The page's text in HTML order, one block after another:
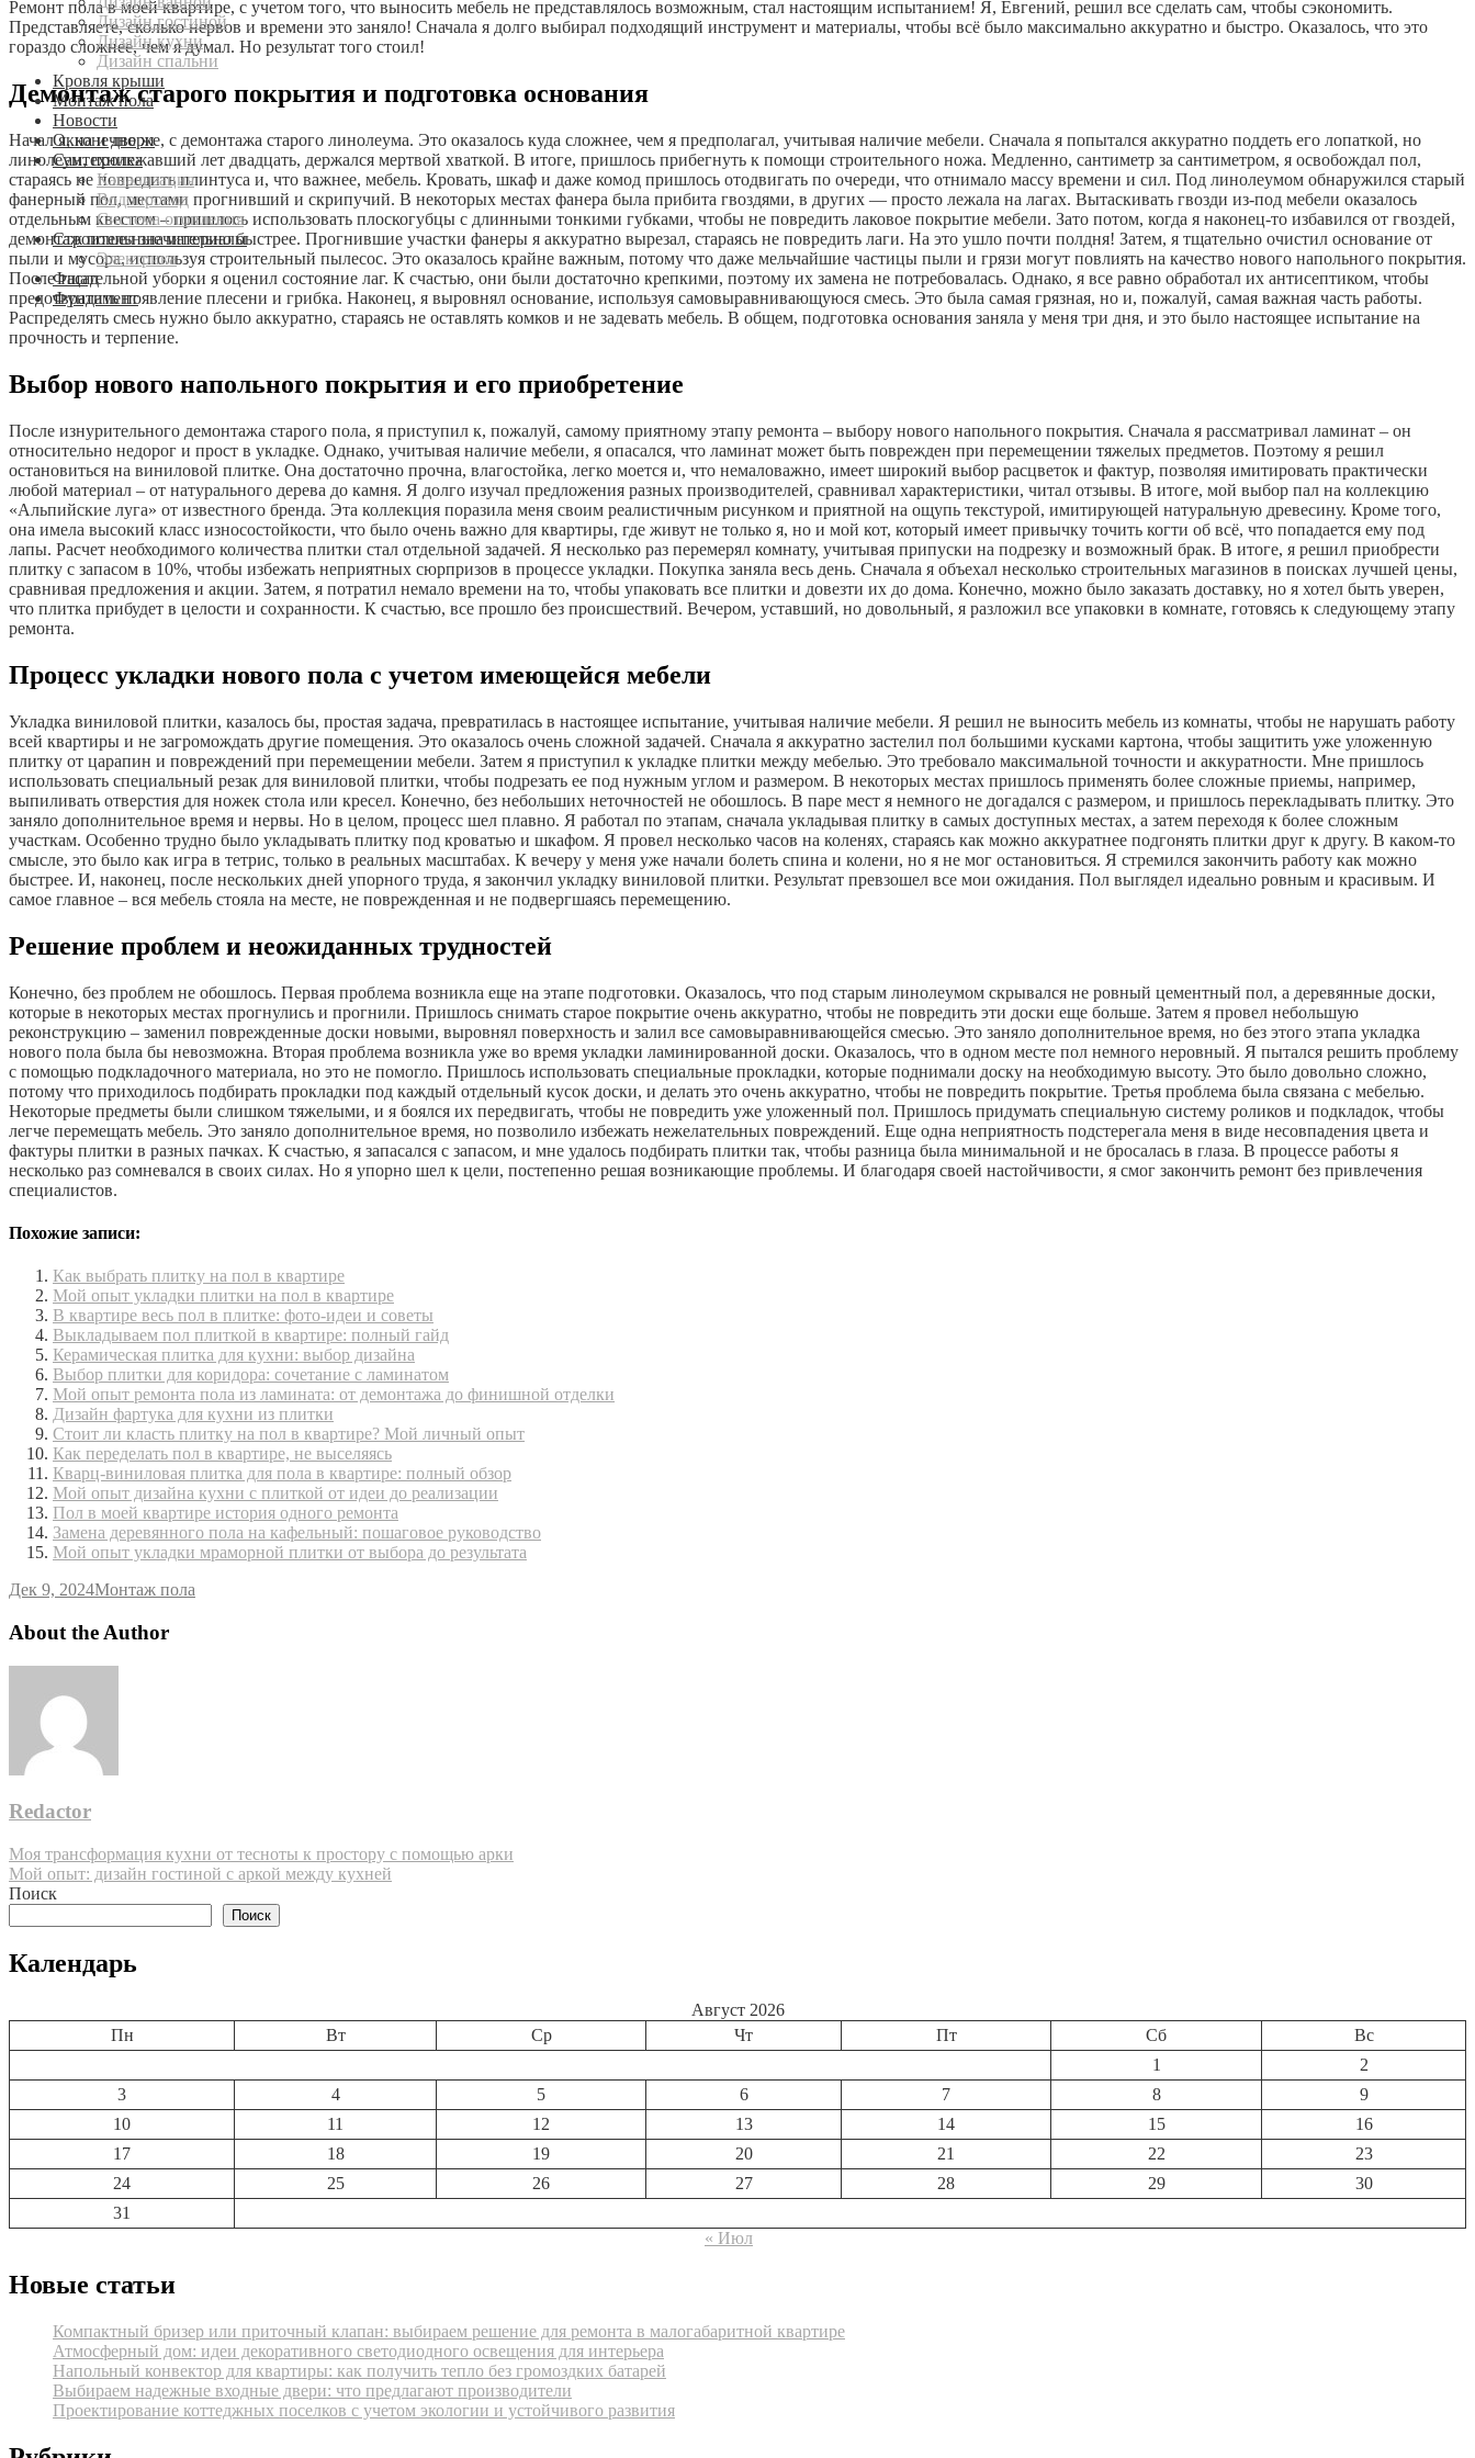
Дизайн гостиной
Дизайн кухни
Дизайн спальни
Кровля крыши
Монтаж пола
Новости
Окна и двери
Сантехника
Канализация
Водопровод
Система отопления
Строительные материалы
Электрика
Фасад
Фундамент
Ремонт пола в моей квартире, с учетом того, что выносить мебель не представлялось возможным, стал настоящим испытанием! Я, Евгений, решил все сделать сам, чтобы сэкономить.
Представляете, сколько нервов и времени это заняло! Сначала я долго выбирал подходящий инструмент и материалы, чтобы всё было максимально аккуратно и быстро. Оказалось, что это
гораздо сложнее, чем я думал. Но результат того стоил!
Демонтаж старого покрытия и подготовка основания
Начал я, конечно же, с демонтажа старого линолеума. Это оказалось куда сложнее, чем я предполагал, учитывая наличие мебели. Сначала я попытался аккуратно поддеть его лопаткой, но
линолеум, пролежавший лет двадцать, держался мертвой хваткой. В итоге, пришлось прибегнуть к помощи строительного ножа. Медленно, сантиметр за сантиметром, я освобождал пол,
стараясь не повредить плинтуса и, что важнее, мебель. Кровать, шкаф и даже комод пришлось отодвигать по очереди, что отнимало массу времени и сил. Под линолеумом обнаружился старый
фанерный пол, местами прогнивший и скрипучий. В некоторых местах фанера была прибита гвоздями, в других — просто лежала на лагах. Вытаскивать гвозди из-под мебели оказалось
отдельным квестом – пришлось использовать плоскогубцы с длинными тонкими губками, чтобы не повредить лаковое покрытие мебели. Зато потом, когда я наконец-то избавился от гвоздей,
демонтаж пошел значительно быстрее. Прогнившие участки фанеры я аккуратно вырезал, стараясь не повредить лаги. На это ушло почти полдня! Затем, я тщательно очистил основание от
пыли и мусора, используя строительный пылесос. Это оказалось крайне важным, потому что даже мельчайшие частицы пыли и грязи могут повлиять на качество нового напольного покрытия.
После тщательной уборки я оценил состояние лаг. К счастью, они были достаточно крепкими, поэтому их замена не потребовалась. Однако, я все равно обработал их антисептиком, чтобы
предотвратить появление плесени и грибка. Наконец, я выровнял основание, используя самовыравнивающуюся смесь. Это была самая грязная, но и, пожалуй, самая важная часть работы.
Распределять смесь нужно было аккуратно, стараясь не оставлять комков и не задевать мебель. В общем, подготовка основания заняла у меня три дня, и это было настоящее испытание на
прочность и терпение.
Выбор нового напольного покрытия и его приобретение
После изнурительного демонтажа старого пола, я приступил к, пожалуй, самому приятному этапу ремонта – выбору нового напольного покрытия. Сначала я рассматривал ламинат – он
относительно недорог и прост в укладке. Однако, учитывая наличие мебели, я опасался, что ламинат может быть поврежден при перемещении тяжелых предметов. Поэтому я решил
остановиться на виниловой плитке. Она достаточно прочна, влагостойка, легко моется и, что немаловажно, имеет широкий выбор расцветок и фактур, позволяя имитировать практически
любой материал – от натурального дерева до камня. Я долго изучал предложения разных производителей, сравнивал характеристики, читал отзывы. В итоге, мой выбор пал на коллекцию
«Альпийские луга» от известного бренда. Эта коллекция поразила меня своим реалистичным рисунком и приятной на ощупь текстурой, имитирующей натуральную древесину. Кроме того,
она имела высокий класс износостойкости, что было очень важно для квартиры, где живут не только я, но и мой кот, который имеет привычку точить когти об всё, что попадается ему под
лапы. Расчет необходимого количества плитки стал отдельной задачей. Я несколько раз перемерял комнату, учитывая припуски на подрезку и возможный брак. В итоге, я решил приобрести
плитку с запасом в 10%, чтобы избежать неприятных сюрпризов в процессе укладки. Покупка заняла весь день. Сначала я объехал несколько строительных магазинов в поисках лучшей цены,
сравнивая предложения и акции. Затем, я потратил немало времени на то, чтобы упаковать все плитки и довезти их до дома. Конечно, можно было заказать доставку, но я хотел быть уверен,
что плитка прибудет в целости и сохранности. К счастью, все прошло без происшествий. Вечером, уставший, но довольный, я разложил все упаковки в комнате, готовясь к следующему этапу
ремонта.
Процесс укладки нового пола с учетом имеющейся мебели
Укладка виниловой плитки, казалось бы, простая задача, превратилась в настоящее испытание, учитывая наличие мебели. Я решил не выносить мебель из комнаты, чтобы не нарушать работу
всей квартиры и не загромождать другие помещения. Это оказалось очень сложной задачей. Сначала я аккуратно застелил пол большими кусками картона, чтобы защитить уже уложенную
плитку от царапин и повреждений при перемещении мебели. Затем я приступил к укладке плитки между мебелью. Это требовало максимальной точности и аккуратности. Мне пришлось
использовать специальный резак для виниловой плитки, чтобы подрезать ее под нужным углом и размером. В некоторых местах пришлось применять более сложные приемы, например,
выпиливать отверстия для ножек стола или кресел. Конечно, без небольших неточностей не обошлось. В паре мест я немного не догадался с размером, и пришлось перекладывать плитку. Это
заняло дополнительное время и нервы. Но в целом, процесс шел плавно. Я работал по этапам, сначала укладывая плитку в самых доступных местах, а затем переходя к более сложным
участкам. Особенно трудно было укладывать плитку под кроватью и шкафом. Я провел несколько часов на коленях, стараясь как можно аккуратнее подгонять плитки друг к другу. В каком-то
смысле, это было как игра в тетрис, только в реальных масштабах. К вечеру у меня уже начали болеть спина и колени, но я не мог остановиться. Я стремился закончить работу как можно
быстрее. И, наконец, после нескольких дней упорного труда, я закончил укладку виниловой плитки. Результат превзошел все мои ожидания. Пол выглядел идеально ровным и красивым. И
самое главное – вся мебель стояла на месте, не поврежденная и не подвергшаясь перемещению.
Решение проблем и неожиданных трудностей
Конечно, без проблем не обошлось. Первая проблема возникла еще на этапе подготовки. Оказалось, что под старым линолеумом скрывался не ровный цементный пол, а деревянные доски,
которые в некоторых местах прогнулись и прогнили. Пришлось снимать старое покрытие очень аккуратно, чтобы не повредить эти доски еще больше. Затем я провел небольшую
реконструкцию – заменил поврежденные доски новыми, выровнял поверхность и залил все самовыравнивающейся смесью. Это заняло дополнительное время, но без этого этапа укладка
нового пола была бы невозможна. Вторая проблема возникла уже во время укладки ламинированной доски. Оказалось, что в одном месте пол немного неровный. Я пытался решить проблему
с помощью подкладочного материала, но это не помогло. Пришлось использовать специальные прокладки, которые поднимали доску на необходимую высоту. Это было довольно сложно,
потому что приходилось подбирать прокладки под каждый отдельный кусок доски, и делать это очень аккуратно, чтобы не повредить покрытие. Третья проблема была связана с мебелью.
Некоторые предметы были слишком тяжелыми, и я боялся их передвигать, чтобы не повредить уже уложенный пол. Пришлось придумать специальную систему роликов и подкладок, чтобы
легче перемещать мебель. Это заняло дополнительное время, но позволило избежать нежелательных повреждений. Еще одна неприятность подстерегала меня в виде несовпадения цвета и
фактуры плитки в разных пачках. К счастью, я запасался с запасом, и мне удалось подбирать плитки так, чтобы разница была минимальной и не бросалась в глаза. В процессе работы я
несколько раз сомневался в своих силах. Но я упорно шел к цели, постепенно решая возникающие проблемы. И благодаря своей настойчивости, я смог закончить ремонт без привлечения
специалистов.
Похожие записи:
Как выбрать плитку на пол в квартире
Мой опыт укладки плитки на пол в квартире
В квартире весь пол в плитке: фото-идеи и советы
Выкладываем пол плиткой в квартире: полный гайд
Керамическая плитка для кухни: выбор дизайна
Выбор плитки для коридора: сочетание с ламинатом
Мой опыт ремонта пола из ламината: от демонтажа до финишной отделки
Дизайн фартука для кухни из плитки
Стоит ли класть плитку на пол в квартире? Мой личный опыт
Как переделать пол в квартире, не выселяясь
Кварц-виниловая плитка для пола в квартире: полный обзор
Мой опыт дизайна кухни с плиткой от идеи до реализации
Пол в моей квартире история одного ремонта
Замена деревянного пола на кафельный: пошаговое руководство
Мой опыт укладки мраморной плитки от выбора до результата
Дек 9, 2024Монтаж пола
About the Author
Redactor
Навигация
по
Моя трансформация кухни от тесноты к простору с помощью арки
Мой опыт: дизайн гостиной с аркой между кухней
Поиск
Поиск
Календарь
Август 2026
Пн
Вт Ср Чт Пт Сб
Вс
1
2
3
4 5 6 7 8
9
10
11 12 13 14 15
16
17
18 19 20 21 22
23
24
25 26 27 28 29
30
31
« Июл
Новые статьи
Компактный бризер или приточный клапан: выбираем решение для ремонта в малогабаритной квартире
Атмосферный дом: идеи декоративного светодиодного освещения для интерьера
Напольный конвектор для квартиры: как получить тепло без громоздких батарей
Выбираем надежные входные двери: что предлагают производители
Проектирование коттеджных поселков с учетом экологии и устойчивого развития